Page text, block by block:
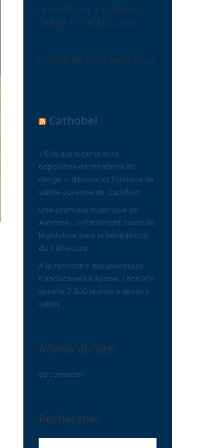
HORAIRES DE LA SEMAINE
SAINTE ET PAQUES 2026
DIMANCHE PLUS MARS 2026
Cathobel
« Elle dut subir la dure
opposition de membres du
clergé »: découvrez l’histoire de
sainte Julienne de Cornillon
Une première historique en
Arménie : le Parlement ouvre sa
législature sans la bénédiction
du Catholicos
A la rencontre des jeunesses
franciscaines à Assise, Léon XIV
appelle 2 500 jeunes à devenir
saints
Admin du site
Se connecter
Rechercher